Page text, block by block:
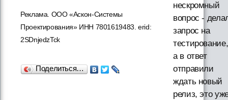
Реклама. ООО «Аскон-Системы
Проектирования» ИНН 7801619483. erid:
2SDnjedzTck
Поделиться…
нескромный
вопрос -
запрос на
тестирование,
а в ответ
отправили
ждать новый
релиз, это